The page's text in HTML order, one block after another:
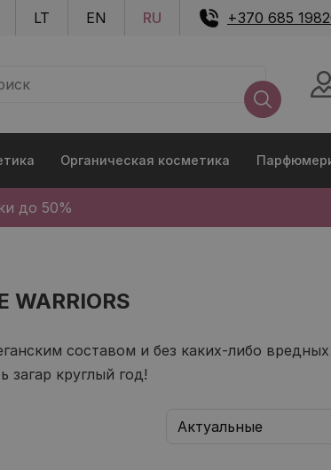
main content
LT EN RU +370 685
Органическая косметика
до 50%
составом и без каких-либо
загар круглый год!